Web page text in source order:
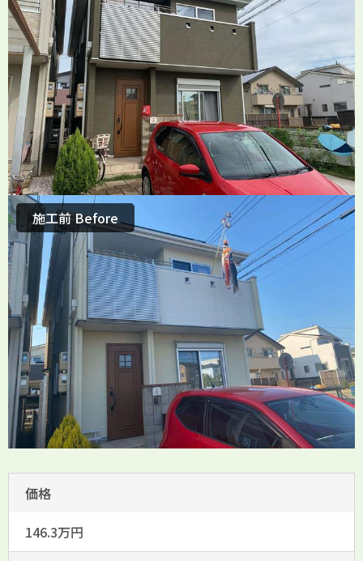
施工前 Before
価格
146.3万円